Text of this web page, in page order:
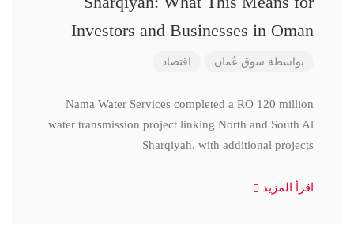
Investors and Businesses in Oman
بواسطة سوق عُمان اقتصاد
Nama Water Services completed a RO 120 million
water transmission project linking North and South Al
Sharqiyah, with additional projects
اقرأ المزيد